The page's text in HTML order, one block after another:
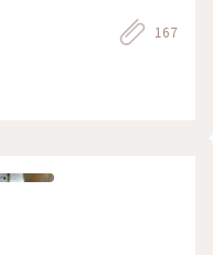
167